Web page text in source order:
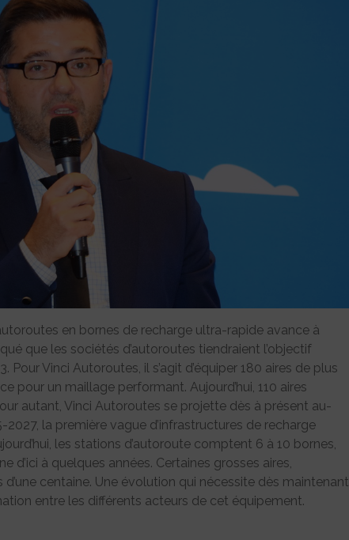
en bornes de recharge ultra-rapide avance à
que les sociétés d’autoroutes tiendraient l’objectif
Pour Vinci Autoroutes, il s’agit d’équiper 180 aires de plus
pour un maillage performant. Aujourd’hui, 110 aires
autant, Vinci Autoroutes se projette dès à présent au-
2027, la première vague d’infrastructures de recharge
les stations d’autoroute comptent 6 à 10 bornes,
d’ici à quelques années. Certaines grosses aires,
centaine. Une évolution qui nécessite dès maintenant
entre les différents acteurs de cet équipement.